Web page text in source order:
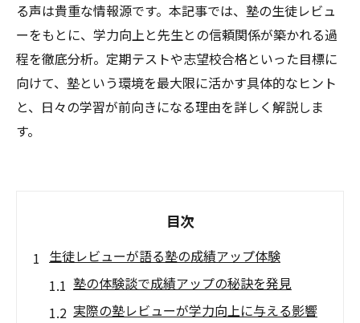
る声は貴重な情報源です。本記事では、塾の生徒レビュ
ーをもとに、学力向上と先生との信頼関係が築かれる過
程を徹底分析。定期テストや志望校合格といった目標に
向けて、塾という環境を最大限に活かす具体的なヒント
と、日々の学習が前向きになる理由を詳しく解説しま
す。
目次
生徒レビューが語る塾の成績アップ体験
塾の体験談で成績アップの秘訣を発見
実際の塾レビューが学力向上に与える影響